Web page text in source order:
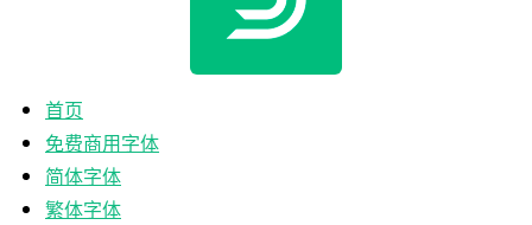
首页
免费商用字体
简体字体
繁体字体